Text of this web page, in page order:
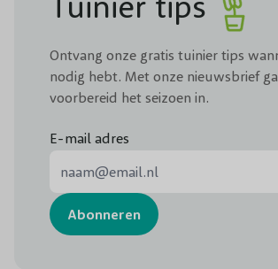
Ontvang onze gratis tuinier tips
nodig hebt. Met onze nieuwsbrief
voorbereid het seizoen in.
E-mail adres
Abonneren